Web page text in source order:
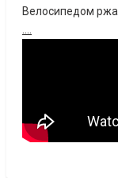
Велосипедом